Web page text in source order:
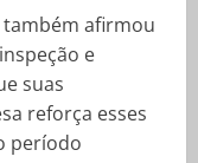
também afirmou
e
suas
reforça esses
período